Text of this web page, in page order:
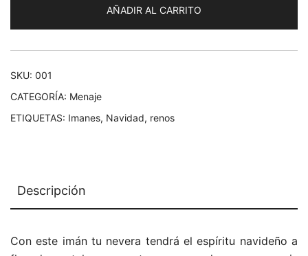
AÑADIR AL CARRITO
SKU: 001
CATEGORÍA: Menaje
ETIQUETAS: Imanes, Navidad, renos
Descripción
Con este imán tu nevera tendrá el espíritu navideño a